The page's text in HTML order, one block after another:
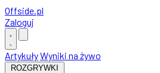
Offside.pl
Zaloguj
ArtykułyWyniki na żywo
ROZGRYWKI